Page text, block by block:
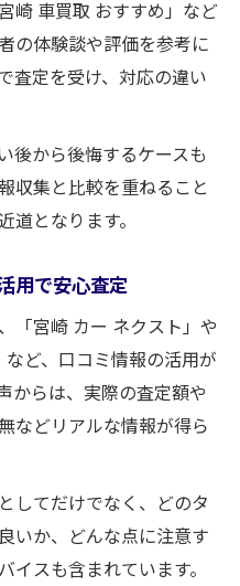
崎 車買取 おすすめ」など
の体験談や評価を参考に
査定を受け、対応の違い
後から後悔するケースも
収集と比較を重ねること
となります。
用で安心査定
「宮崎 カー ネクスト」や
など、口コミ情報の活用が
からは、実際の査定額や
などリアルな情報が得ら
してだけでなく、どのタ
いか、どんな点に注意す
スも含まれています。